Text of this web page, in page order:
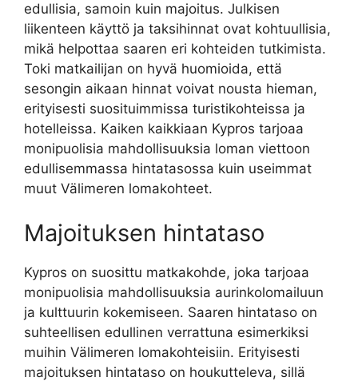
edullisia, samoin kuin majoitus. Julkisen
liikenteen käyttö ja taksihinnat ovat kohtuullisia,
mikä helpottaa saaren eri kohteiden tutkimista.
Toki matkailijan on hyvä huomioida, että
sesongin aikaan hinnat voivat nousta hieman,
erityisesti suosituimmissa turistikohteissa ja
hotelleissa. Kaiken kaikkiaan Kypros tarjoaa
monipuolisia mahdollisuuksia loman viettoon
edullisemmassa hintatasossa kuin useimmat
muut Välimeren lomakohteet.
Majoituksen hintataso
Kypros on suosittu matkakohde, joka tarjoaa
monipuolisia mahdollisuuksia aurinkolomailuun
ja kulttuurin kokemiseen. Saaren hintataso on
suhteellisen edullinen verrattuna esimerkiksi
muihin Välimeren lomakohteisiin. Erityisesti
majoituksen hintataso on houkutteleva, sillä